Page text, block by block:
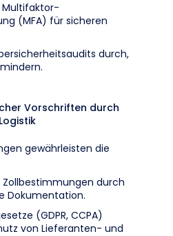
Multifaktor-
(MFA) für sicheren
durch,
Vorschriften durch
gewährleisten die
durch
Dokumentation.
(GDPR, CCPA)
von Lieferanten- und